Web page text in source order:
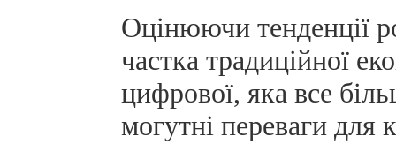
Оцінюючи тенденції
частка традиційної
цифрової, яка все
могутні переваги для